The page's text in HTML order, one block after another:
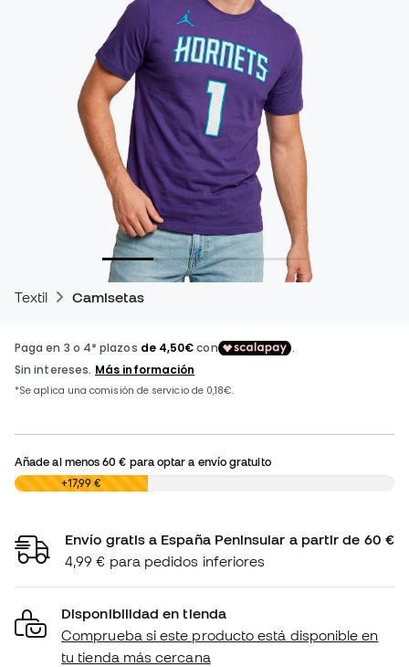
Textil Camisetas
Añade al menos60 € para optar a envío gratuito
0,00 € +17,99 €
Envío gratis a España Peninsular a partir de 60 €
4,99 € para pedidos inferiores
Disponibilidad en tienda
Comprueba si este producto está disponible en
tu tienda más cercana